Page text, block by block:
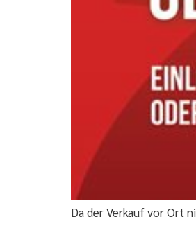
Da der Verkauf vor Ort